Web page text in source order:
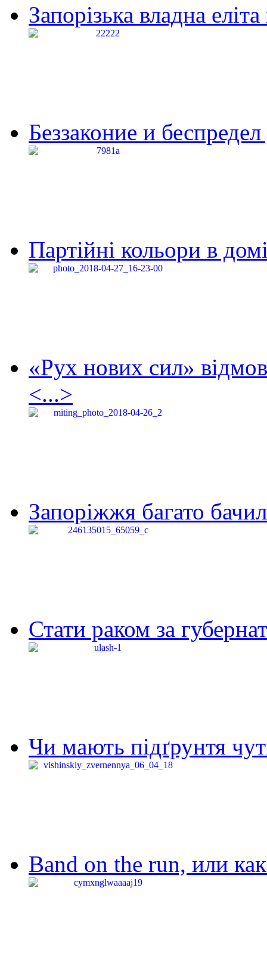
Запорізька владна
Беззаконие и
Партійні кольори в
«Рух нових сил»
<...>
Запоріжжя багато
Стати раком за
Чи мають підґрунтя
Band on the run, или